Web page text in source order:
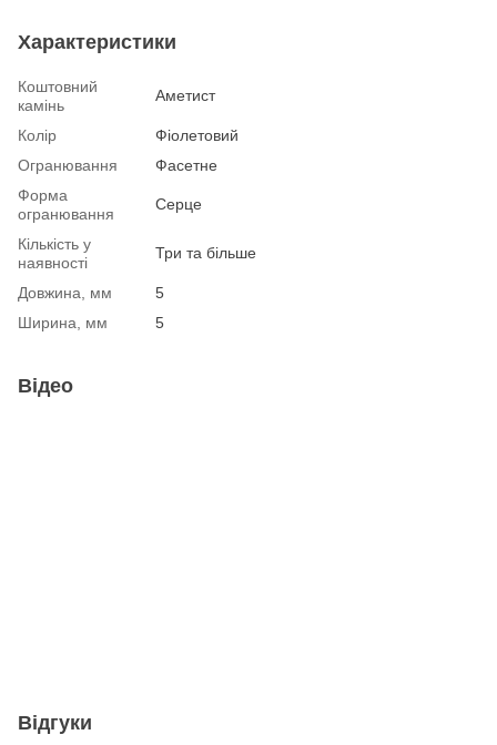
Характеристики
Коштовний
камінь
Аметист
Колір
Фіолетовий
Огранювання
Фасетне
Форма
огранювання
Серце
Кількість у
наявності
Три та більше
Довжина, мм
5
Ширина, мм
5
Відео
Відгуки